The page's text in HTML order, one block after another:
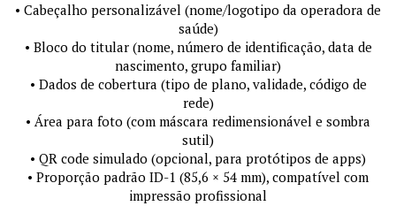
• Cabeçalho personalizável (nome/logotipo da operadora de
saúde)
• Bloco do titular (nome, número de identificação, data de
nascimento, grupo familiar)
• Dados de cobertura (tipo de plano, validade, código de
rede)
• Área para foto (com máscara redimensionável e sombra
sutil)
• QR code simulado (opcional, para protótipos de apps)
• Proporção padrão ID-1 (85,6 × 54 mm), compatível com
impressão profissional